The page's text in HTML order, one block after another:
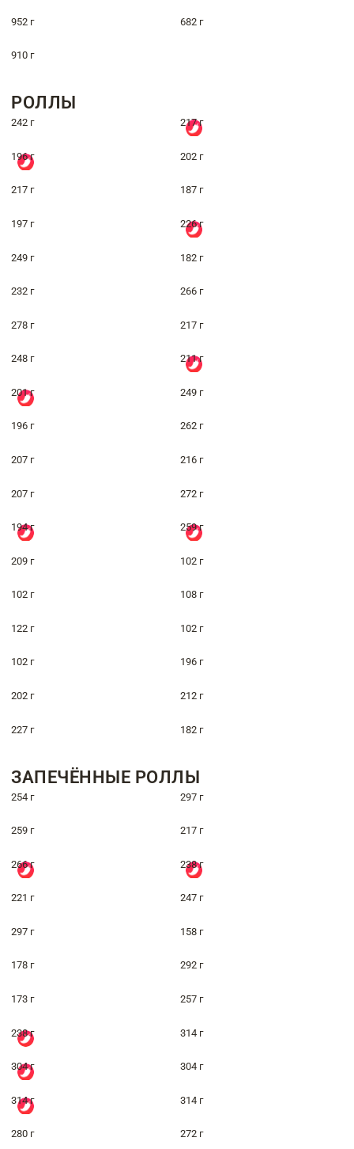
952 г 682 г
910 г
РОЛЛЫ
242 г 217 г
196 г 202 г
217 г 187 г
197 г 226 г
249 г 182 г
232 г 266 г
278 г 217 г
248 г 211 г
201 г 249 г
196 г 262 г
207 г 216 г
207 г 272 г
194 г 259 г
209 г 102 г
102 г 108 г
122 г 102 г
102 г 196 г
202 г 212 г
227 г 182 г
ЗАПЕЧЁННЫЕ РОЛЛЫ
254 г 297 г
259 г 217 г
266 г 238 г
221 г 247 г
297 г 158 г
178 г 292 г
173 г 257 г
238 г 314 г
304 г 304 г
314 г 314 г
280 г 272 г